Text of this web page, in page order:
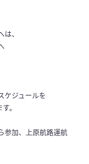
、
ケジュールを
。
参加、上原航路運航